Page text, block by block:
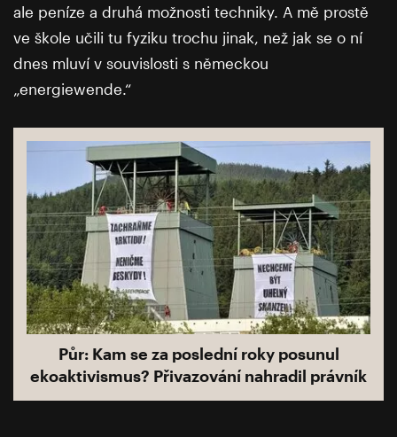
ale peníze a druhá možnosti techniky. A mě prostě
ve škole učili tu fyziku trochu jinak, než jak se o ní
dnes mluví v souvislosti s německou
„energiewende.“
Půr: Kam se za poslední roky posunul
ekoaktivismus? Přivazování nahradil právník